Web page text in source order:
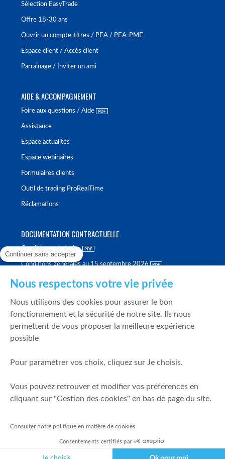
Sélection EasyTrade
Offre 18-30 ans
Ouvrir un compte-titres / PEA / PEA-PME
Espace client / Accès client
Parrainage / Inviter un ami
AIDE & ACCOMPAGNEMENT
Foire aux questions / Aide
Assistance
Espace actualités
Espace webinaires
Formulaires clients
Outil de trading ProRealTime
Réclamations
DOCUMENTATION CONTRACTUELLE
Conditions générales
Conditions générales au 15 septembre 2026
Politique de meilleure sélection
Politique de durabilité
Fonds de garantie des dépôts et de résolution
Mentions légales
Prévention de la fraude
Politique de gestion des conflits d'intérêts
Continuer sans accepter
Nous respectons votre vie privée
Nous utilisons des cookies pour assurer le bon
fonctionnement et la sécurité de notre site. Ils nous
permettent de vous proposer la meilleure expérience
possible
Pour paramétrer vos choix, cliquez sur Je choisis.
Vous pouvez retrouver et modifier vos préférences en
cliquant sur "Gestion des cookies" en bas de page du site.
Consulter notre politique en matière de cookies
Consentements certifiés par